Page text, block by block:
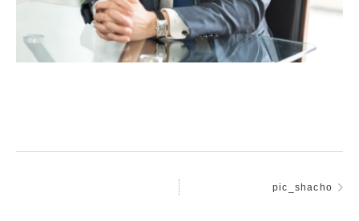
pic_shacho